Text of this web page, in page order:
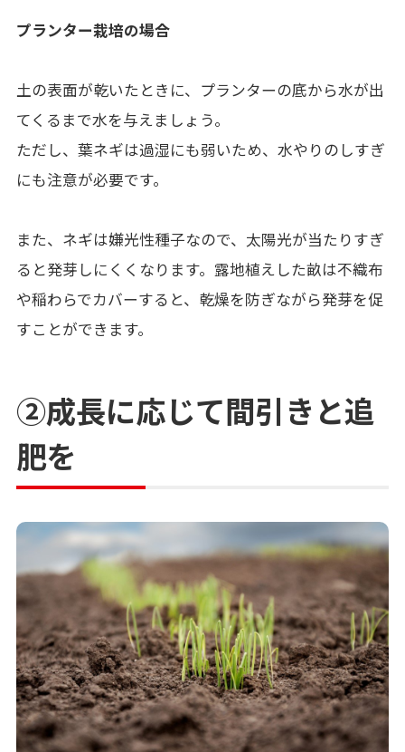
プランター栽培の場合
土の表面が乾いたときに、プランターの底から水が出
てくるまで水を与えましょう。
ただし、葉ネギは過湿にも弱いため、水やりのしすぎ
にも注意が必要です。
また、ネギは嫌光性種子なので、太陽光が当たりすぎ
ると発芽しにくくなります。露地植えした畝は不織布
や稲わらでカバーすると、乾燥を防ぎながら発芽を促
すことができます。
②成長に応じて間引きと追
肥を